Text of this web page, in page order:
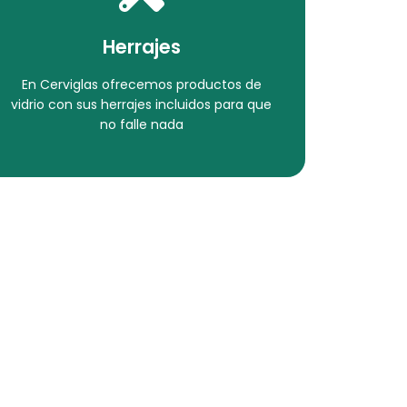
Herrajes
En Cerviglas ofrecemos productos de
vidrio con sus herrajes incluidos para que
no falle nada
Herrajes
aquí